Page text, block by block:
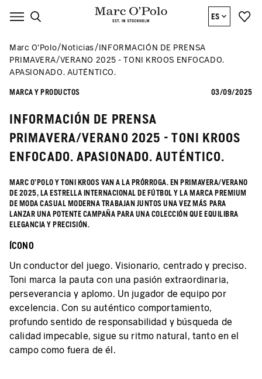
ES
Marc O’Polo Noticias
INFORMACIÓN DE PRENSA
PRIMAVERA/VERANO 2025 - TONI KROOS ENFOCADO.
APASIONADO. AUTÉNTICO.
MARCA Y PRODUCTOS 03/09/2025
INFORMACIÓN DE PRENSA
PRIMAVERA/VERANO 2025 - TONI KROOS
ENFOCADO. APASIONADO. AUTÉNTICO.
MARC O'POLO Y TONI KROOS VAN A LA PRÓRROGA. EN PRIMAVERA/VERANO
DE 2025, LA ESTRELLA INTERNACIONAL DE FÚTBOL Y LA MARCA PREMIUM
DE MODA CASUAL MODERNA TRABAJAN JUNTOS UNA VEZ MÁS PARA
LANZAR UNA POTENTE CAMPAÑA PARA UNA COLECCIÓN QUE EQUILIBRA
ELEGANCIA Y PRECISIÓN.
ÍCONO
Un conductor del juego. Visionario, centrado y preciso.
Toni marca la pauta con una pasión extraordinaria,
perseverancia y aplomo. Un jugador de equipo por
excelencia. Con su auténtico comportamiento,
profundo sentido de responsabilidad y búsqueda de
calidad impecable, sigue su ritmo natural, tanto en el
campo como fuera de él.